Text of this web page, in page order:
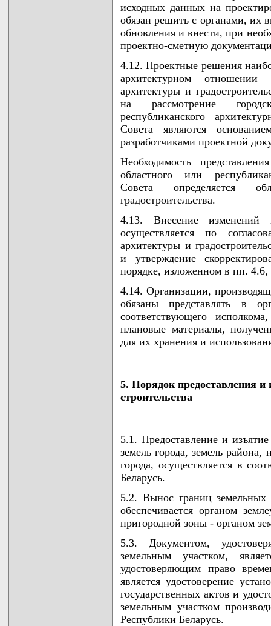
исходных данных на
обязан решить с органами, их
обновления и внести, при
проектно-сметную
4.12. Проектные решения
архитектурном
архитектуры и
на рассмотрение
республиканского
Совета являются
разработчиками проектной
Необходимость
областного или
Совета определяется
градостроительства.
4.13. Внесение изменений
осуществляется по
архитектуры и
и утверждение
порядке, изложенном в пп.
4.14. Организации,
обязаны представлять в
соответствующего
плановые материалы,
для их хранения и
5. Порядок предоставления и
строительства
5.1. Предоставление и
земель города, земель
города, осуществляется в
Беларусь.
5.2. Вынос границ земельных
обеспечивается органом
пригородной зоны - органом
5.3. Документом,
земельным участком,
удостоверяющим право
является удостоверение
государственных актов и
земельным участком
Республики Беларусь.